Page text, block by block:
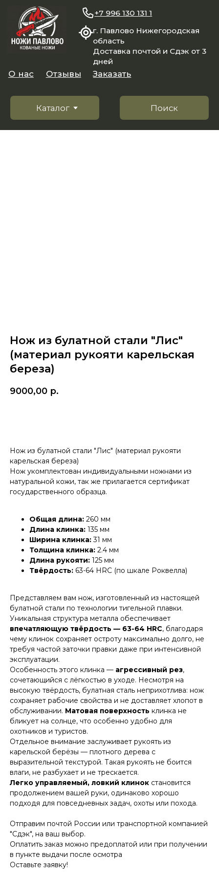
область
Доставка почтой и Сдэк от 3
Поиск
Каталог
Заказать
+7 996 130 131 1
Нож из булатной стали "Лис"
(материал рукояти карельская
береза)
9000,00 р.
Нож из булатной стали "Лис" (материал рукояти
карельская береза)
Нож укомплектован индивидуальными ножнами из
натуральной кожи, так же прилагается сертификат
государственного образца.
Общая длина: 260 мм
Длина клинка: 135 мм
Ширина клинка:31 мм
Толщина клинка: 2.4 мм
Длина рукояти: 125 мм
Твёрдость: 63-64 HRC (по шкале Роквелла)
Представляем вам нож, изготовленный из настоящей
булатной стали по технологии тигельной плавки.
Уникальная структура металла обеспечивает
впечатляющую твёрдость — 63-64 HRC, благодаря
чему клинок сохраняет остроту максимально долго, не
требуя частой заточки правки даже при интенсивной
эксплуатации.
Особенность этого клинка — агрессивный рез,
сочетающийся с лёгкостью в уходе. Несмотря на
высокую твёрдость, булатная сталь неприхотлива: нож
сохраняет рабочие свойства и не доставляет хлопот в
обслуживании. Матовая поверхность клинка не
бликует на солнце, что особенно удобно для
охотников и туристов.
Отдельное внимание заслуживает рукоять из
карельской берёзы — плотного дерева с
выразительной текстурой. Такая рукоять не боится
влаги, не разбухает и не трескается.
Легко управляемый, ловкий клинок становится
продолжением вашей руки, одинаково хорошо
подходя для повседневных задач, охоты или похода.
Отправим почтой России или транспортной компанией
"Сдэк", на ваш выбор.
Оплатить заказ можно предоплатой или при получении
в пункте выдачи после осмотра
Оставьте заявку!
КОНТАКТЫ
Консультации по телефону и онлайн.
Будем рады продемонстрировать вам
нашу продукцию. Позвоните нам или
оставьте запрос на звонок менеджера
для консультации
Адрес:"НОЖИ ПАВЛОВО", 606104,
ул. Восточная, 3Б (самовывоз), г. Павлово,
Нижегородская обл., Россия
ООО "ПТФ" ИНН 6686090373
Часы работы:
ПН-ПТ с 09.00 до 17.00
Телефон: +7 (996) 130−131−1
+7